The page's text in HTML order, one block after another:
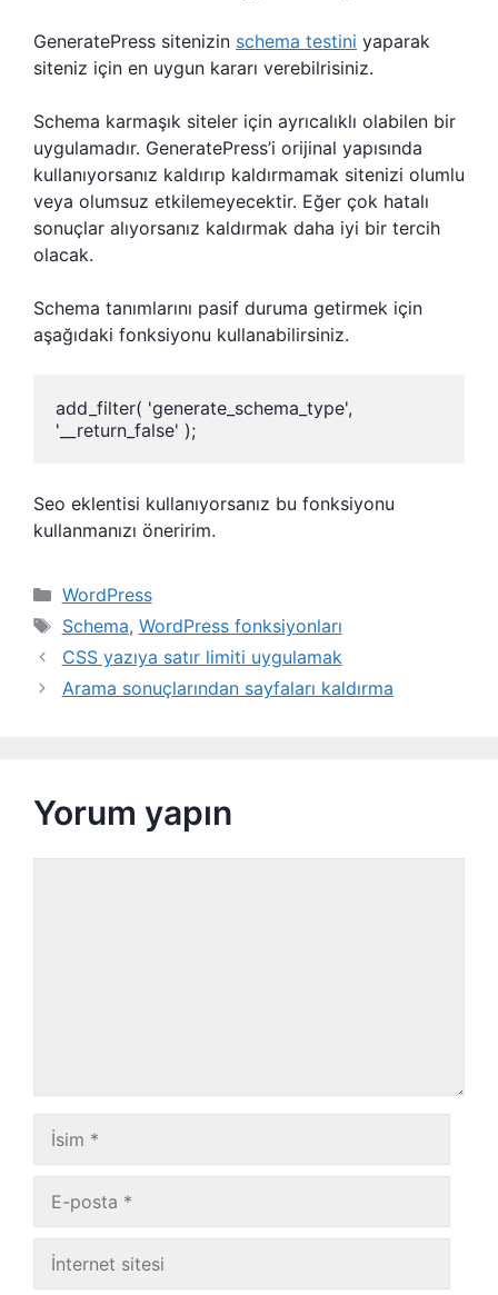
GeneratePress sitenizin schema testini yaparak
siteniz için en uygun kararı verebilrisiniz.
Schema karmaşık siteler için ayrıcalıklı olabilen bir
uygulamadır. GeneratePress’i orijinal yapısında
kullanıyorsanız kaldırıp kaldırmamak sitenizi olumlu
veya olumsuz etkilemeyecektir. Eğer çok hatalı
sonuçlar alıyorsanız kaldırmak daha iyi bir tercih
olacak.
Schema tanımlarını pasif duruma getirmek için
aşağıdaki fonksiyonu kullanabilirsiniz.
add_filter( 'generate_schema_type',
'__return_false' );
Seo eklentisi kullanıyorsanız bu fonksiyonu
kullanmanızı öneririm.
Kategoriler
WordPress
Etiketler
Schema, WordPress fonksiyonları
CSS yazıya satır limiti uygulamak
Arama sonuçlarından sayfaları kaldırma
Yorum yapın
İsim
posta
İnternet
sitesi